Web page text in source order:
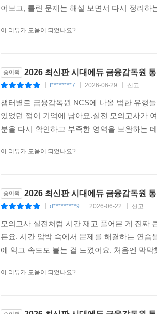
어보고, 틀린 문제는 해설 보면서 다시 정리
이 리뷰가 도움이 되었나요?
종이책 2026 최신판 시대에듀 금융감독원
f********7 2026-06-29 신고
챕터별로 금융감독원 NCS에 나올 법한 유형
있었던 점이 기억에 남아요.실전 모의고사가
분을 다시 확인하고 부족한 영역을 보완하는
이 리뷰가 도움이 되었나요?
종이책 2026 최신판 시대에듀 금융감독원
d*********9 2026-06-22 신고
모의고사 실전처럼 시간 재고 풀어본 게 진짜
든요. 시간 압박 속에서 문제를 해결하는 연
에 익고 속도도 붙는 걸 느꼈어요. 처음엔 막
이 리뷰가 도움이 되었나요?